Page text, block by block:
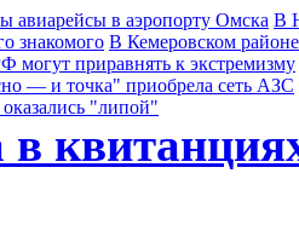
авиарейсы в аэропорту Омска В
знакомого В Кемеровском
могут приравнять к экстремизму
— и точка" приобрела сеть АЗС
"липой"